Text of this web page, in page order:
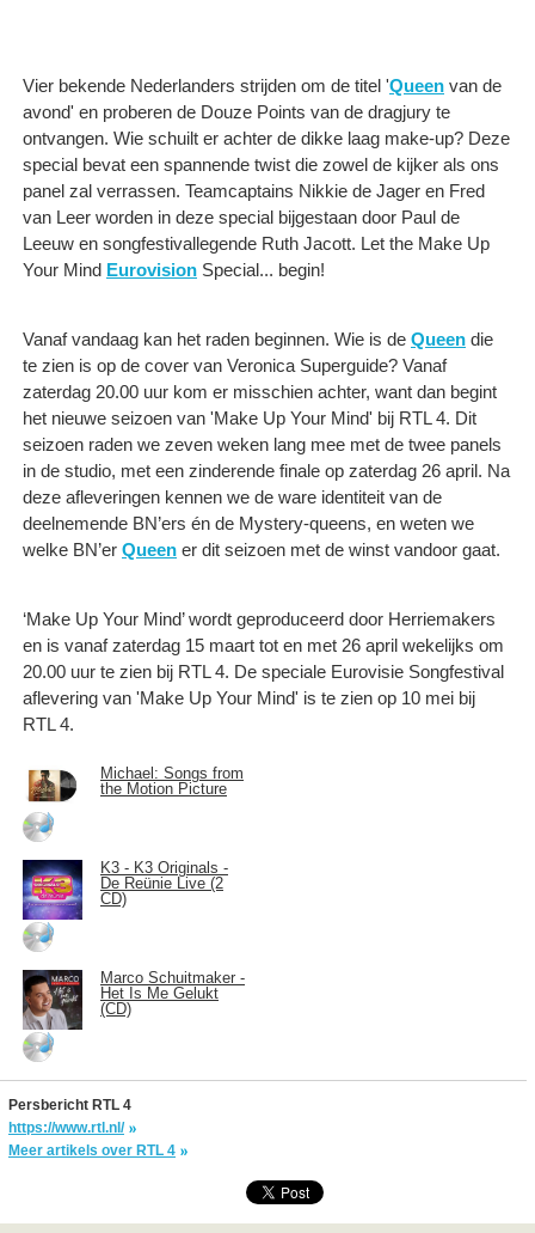
Vier bekende Nederlanders strijden om de titel 'Queen van de
avond' en proberen de Douze Points van de dragjury te
ontvangen. Wie schuilt er achter de dikke laag make-up? Deze
special bevat een spannende twist die zowel de kijker als ons
panel zal verrassen. Teamcaptains Nikkie de Jager en Fred
van Leer worden in deze special bijgestaan door Paul de
Leeuw en songfestivallegende Ruth Jacott. Let the Make Up
Your Mind Eurovision Special... begin!
Vanaf vandaag kan het raden beginnen. Wie is de Queen die
te zien is op de cover van Veronica Superguide? Vanaf
zaterdag 20.00 uur kom er misschien achter, want dan begint
het nieuwe seizoen van 'Make Up Your Mind' bij RTL 4. Dit
seizoen raden we zeven weken lang mee met de twee panels
in de studio, met een zinderende finale op zaterdag 26 april. Na
deze afleveringen kennen we de ware identiteit van de
deelnemende BN’ers én de Mystery-queens, en weten we
welke BN’er Queen er dit seizoen met de winst vandoor gaat.
‘Make Up Your Mind’ wordt geproduceerd door Herriemakers
en is vanaf zaterdag 15 maart tot en met 26 april wekelijks om
20.00 uur te zien bij RTL 4. De speciale Eurovisie Songfestival
aflevering van 'Make Up Your Mind' is te zien op 10 mei bij
RTL 4.
Michael: Songs from
the Motion Picture
K3 - K3 Originals -
De Reünie Live (2
CD)
Marco Schuitmaker -
Het Is Me Gelukt
(CD)
Persbericht RTL 4
https://www.rtl.nl/
Meer artikels over RTL 4